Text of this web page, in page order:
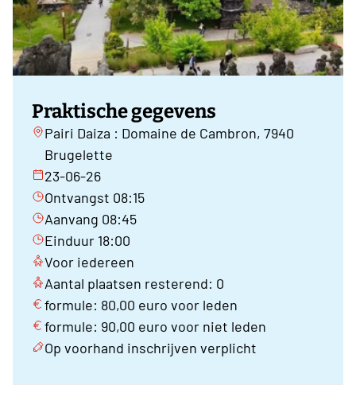
Praktische gegevens
Pairi Daiza : Domaine de Cambron, 7940
Brugelette
23-06-26
Ontvangst 08:15
Aanvang 08:45
Einduur 18:00
Voor iedereen
Aantal plaatsen resterend: 0
formule: 80,00 euro voor leden
formule: 90,00 euro voor niet leden
Op voorhand inschrijven verplicht